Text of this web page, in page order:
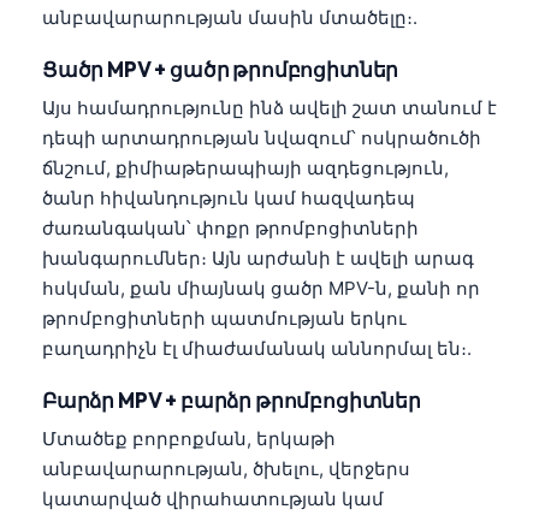
անբավարարության մասին մտածելը։.
Ցածր MPV + ցածր թրոմբոցիտներ
Այս համադրությունը ինձ ավելի շատ տանում է
դեպի արտադրության նվազում՝ ոսկրածուծի
ճնշում, քիմիաթերապիայի ազդեցություն,
ծանր հիվանդություն կամ հազվադեպ
ժառանգական՝ փոքր թրոմբոցիտների
խանգարումներ։ Այն արժանի է ավելի արագ
հսկման, քան միայնակ ցածր MPV-ն, քանի որ
թրոմբոցիտների պատմության երկու
բաղադրիչն էլ միաժամանակ աննորմալ են։.
Բարձր MPV + բարձր թրոմբոցիտներ
Մտածեք բորբոքման, երկաթի
անբավարարության, ծխելու, վերջերս
կատարված վիրահատության կամ
Eesti
日本語
Čeština
Русский
Lietuvių kalba
Polski
한국어
Slovenščina
Magyar
Shqip
বাংলা
اردو